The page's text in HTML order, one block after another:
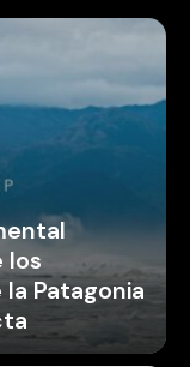
los
Patagonia